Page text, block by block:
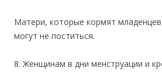
Матери, которые кормят
могут не поститься.
8. Женщинам в дни менструации и